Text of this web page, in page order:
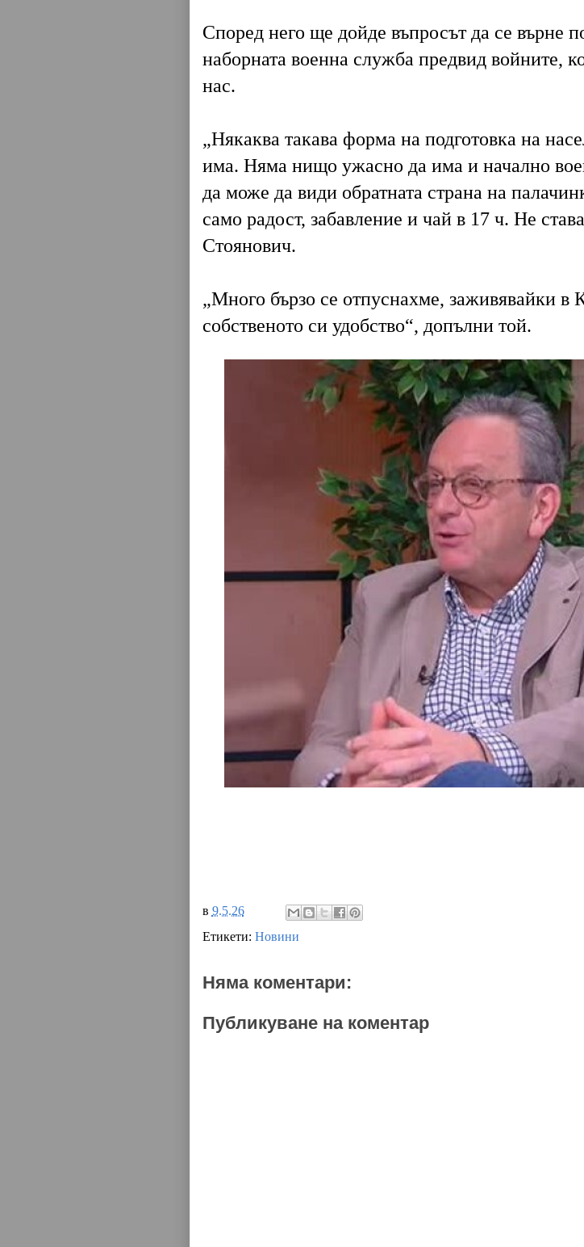
Според него ще дойде въпросът да се върне
наборната военна служба предвид войните,
нас.
„Някаква такава форма на подготовка на
има. Няма нищо ужасно да има и начално
да може да види обратната страна на
само радост, забавление и чай в 17 ч. Не
Стоянович.
„Много бързо се отпуснахме, заживявайки в
собственото си удобство“, допълни той.
в 9.5.26
Етикети: Новини
Няма коментари:
Публикуване на коментар